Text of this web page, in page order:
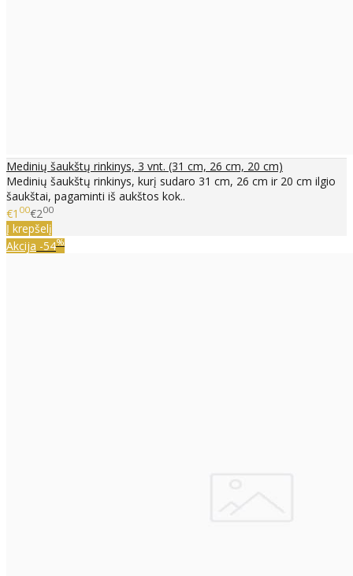
Medinių šaukštų rinkinys, 3 vnt. (31 cm, 26 cm, 20 cm)
Medinių šaukštų rinkinys, kurį sudaro 31 cm, 26 cm ir 20 cm ilgio
šaukštai, pagaminti iš aukštos kok..
€1 00€200
Į krepšelį
Akcija -54%